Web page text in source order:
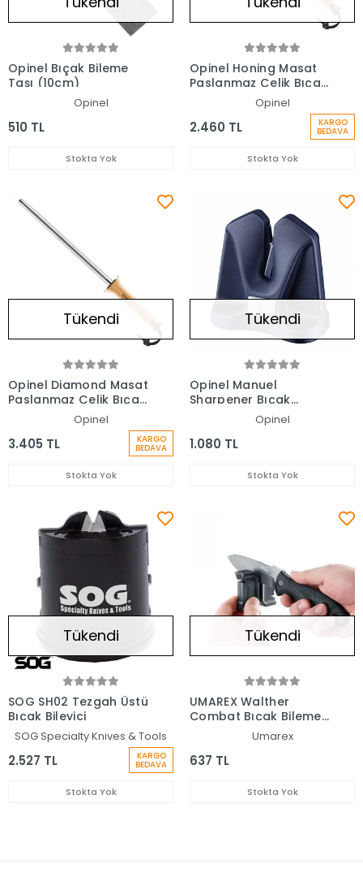
Opinel Bıçak Bileme
Taşı (10cm)
Opinel
510 TL
Stokta Yok
Opinel Honing Masat
Paslanmaz Çelik Bıçak
Bileyici (25 CM)
Opinel
2.460 TL KARGO
BEDAVA
Stokta Yok
Tükendi
Opinel Diamond Masat
Paslanmaz Çelik Bıçak
Bileyici (25 CM)
Opinel
3.405 TL KARGO
BEDAVA
Stokta Yok
Tükendi
Opinel Manuel
Sharpener Bıçak
Opinel
1.080 TL
Stokta Yok
Tükendi
SOG SH02 Tezgah Üstü
Bıçak Bileyici
SOG Specialty Knives & Tools
2.527 TL KARGO
BEDAVA
Stokta Yok
Tükendi
UMAREX Walther
Combat Bıçak Bileme
Umarex
637 TL
Stokta Yok